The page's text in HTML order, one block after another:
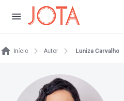
Início Autor Luniza Carvalho